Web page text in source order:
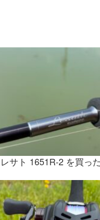
サト 1651R-2 を買った